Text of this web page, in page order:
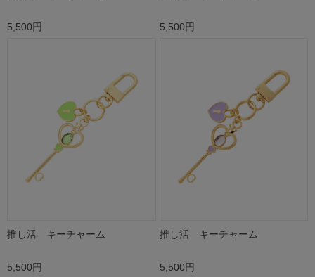
5,500円 5,500円
推し活 キーチャーム
5,500円
推し活 キーチャーム
5,500円